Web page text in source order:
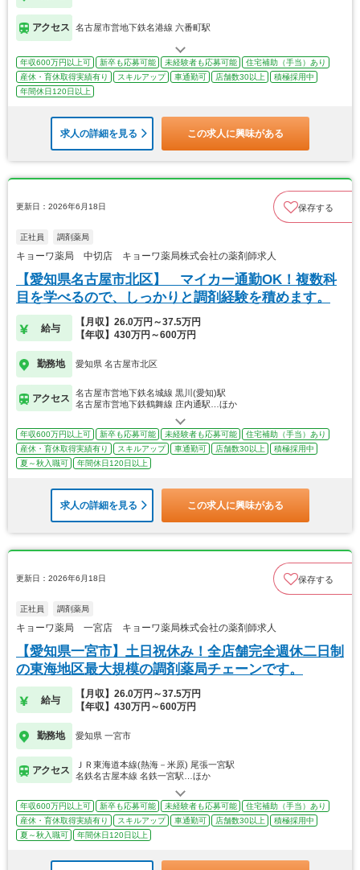
アクセス 名古屋市営地下鉄名港線 六番町駅
年収600万円以上可 新卒も応募可能 未経験者も応募可能
住宅補助（手当）あり
産休・育休取得実績有り
スキルアップ 車通勤可 店舗数30以上
積極採用中
年間休日120日以上
求人の詳細を見る この求人に興味がある
更新日：2026年6月18日 保存する
正社員 調剤薬局
キョーワ薬局 中切店 キョーワ薬局株式会社の薬剤師求人
【愛知県名古屋市北区】 マイカー通勤OK！複数科
目を学べるので、しっかりと調剤経験を積めます。
給与
【月収】26.0万円～37.5万円
【年収】430万円～600万円
勤務地 愛知県 名古屋市北区
アクセス
名古屋市営地下鉄名城線 黒川(愛知)駅
名古屋市営地下鉄鶴舞線 庄内通駅…ほか
年収600万円以上可 新卒も応募可能 未経験者も応募可能
住宅補助（手当）あり
産休・育休取得実績有り
スキルアップ 車通勤可 店舗数30以上
積極採用中
夏～秋入職可
年間休日120日以上
求人の詳細を見る この求人に興味がある
更新日：2026年6月18日 保存する
正社員 調剤薬局
キョーワ薬局 一宮店 キョーワ薬局株式会社の薬剤師求人
【愛知県一宮市】土日祝休み！全店舗完全週休二日制
の東海地区最大規模の調剤薬局チェーンです。
給与
【月収】26.0万円～37.5万円
【年収】430万円～600万円
勤務地 愛知県 一宮市
アクセス
ＪＲ東海道本線(熱海－米原) 尾張一宮駅
名鉄名古屋本線 名鉄一宮駅…ほか
年収600万円以上可 新卒も応募可能 未経験者も応募可能
住宅補助（手当）あり
産休・育休取得実績有り
スキルアップ 車通勤可 店舗数30以上
積極採用中
夏～秋入職可
年間休日120日以上